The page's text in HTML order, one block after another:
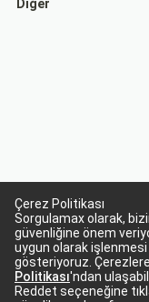
Çerez Politikası
Sorgulamax olarak,
güvenliğine önem
uygun olarak
gösteriyoruz.
Politikası'ndan
Reddet seçeneğine
Diğer